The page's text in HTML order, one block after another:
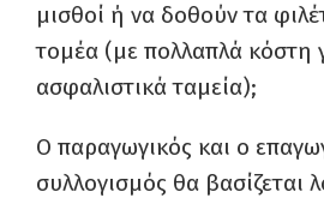
μισθοί ή να δοθούν τα
τομέα (με πολλαπλά κόστη
ασφαλιστικά ταμεία);
Ο παραγωγικός και ο
συλλογισμός θα βασίζεται